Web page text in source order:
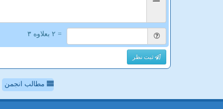
= ۲ بعلاوه ۳
ثبت نظر
مطالب انجمن